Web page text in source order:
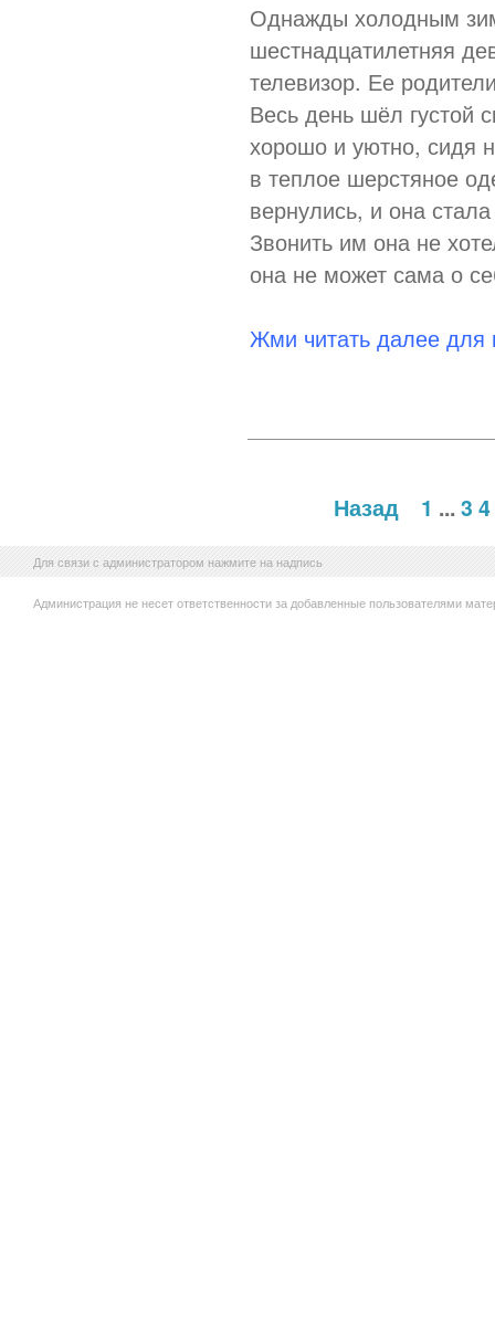
Однажды холодным
шестнадцатилетняя
телевизор. Ее
Весь день шёл густой
хорошо и уютно, сидя
в теплое шерстяное
вернулись, и она
Звонить им она не
она не может сама о
Жми читать далее для
Назад 1 ...3 4
Для связи с администратором нажмите на надпись
Администрация не несет ответственности за добавленные пользователями